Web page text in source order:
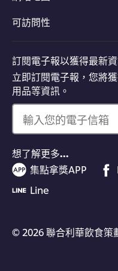
可訪問性
訂閱電子報以獲得最新
立即訂閱電子報，您將
用品等資訊。
輸入您的電子信箱
想了解更多…
集點拿獎APP
Line
© 2026 聯合利華飲食策